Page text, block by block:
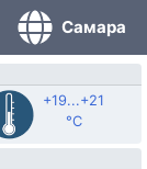
Самара
+19...+21
°C